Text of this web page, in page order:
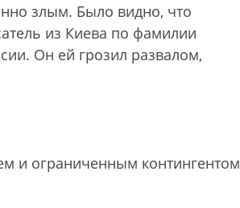
злым. Было видно, что
из Киева по фамилии
Он ей грозил развалом,
и ограниченным контингентом